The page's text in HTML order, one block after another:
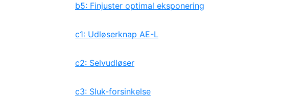
b5: Finjuster optimal eksponering
c1: Udløserknap AE-L
c2: Selvudløser
c3: Sluk-forsinkelse